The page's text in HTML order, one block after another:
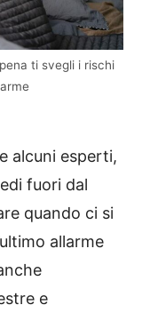
ti svegli i rischi
alcuni esperti,
fuori dal
quando ci si
allarme
e